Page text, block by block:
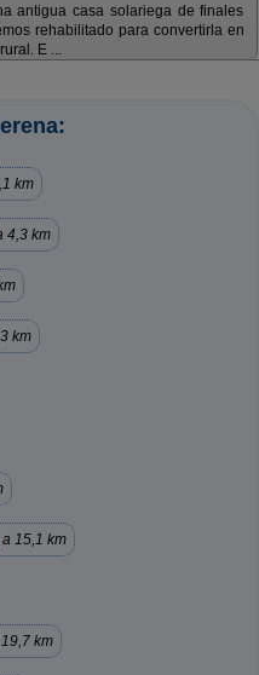
antigua casa solariega de finales
rehabilitado para convertirla en
E ...
km
4,3 km
km
a 15,1 km
km